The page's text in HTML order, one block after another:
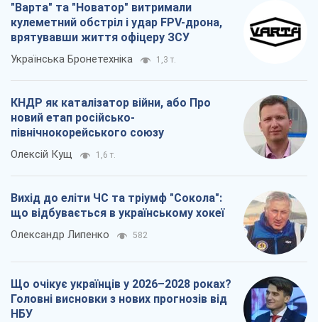
"Варта" та "Новатор" витримали
кулеметний обстріл і удар FPV-дрона,
врятувавши життя офіцеру ЗСУ
Українська Бронетехніка 1,3 т.
КНДР як каталізатор війни, або Про
новий етап російсько-
північнокорейського союзу
Олексій Кущ 1,6 т.
Вихід до еліти ЧС та тріумф "Сокола":
що відбувається в українському хокеї
Олександр Липенко 582
Що очікує українців у 2026–2028 роках?
Головні висновки з нових прогнозів від
НБУ